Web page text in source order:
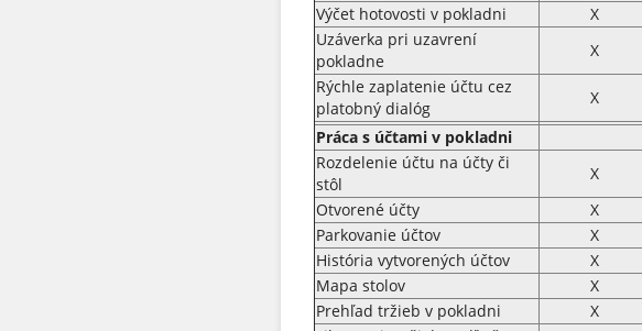
Výčet hotovosti v pokladni
X
Uzáverka pri uzavrení
pokladne
X
Rýchle zaplatenie účtu cez
platobný dialóg
X
Práca s účtami v pokladni
Rozdelenie účtu na účty či
stôl
X
Otvorené účty
X
Parkovanie účtov
X
História vytvorených účtov
X
Mapa stolov
X
Prehľad tržieb v pokladni
X